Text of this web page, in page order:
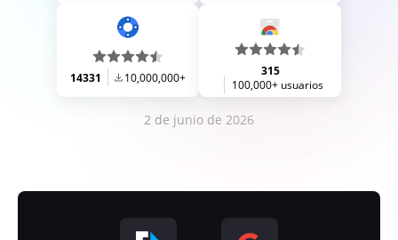
14331 10,000,000+
315
100,000+ usuarios
2 de junio de 2026